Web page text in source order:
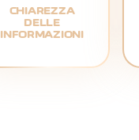
CHIAREZZA
DELLE
INFORMAZIONI